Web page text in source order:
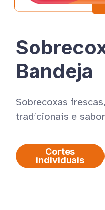
Bandeja
Sobrecoxas
tradicionais e
Cortes
individuais